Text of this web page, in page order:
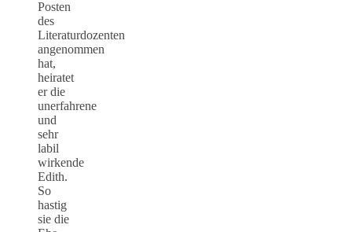
Posten
des
Literaturdozenten
angenommen
hat,
heiratet
er die
unerfahrene
und
sehr
labil
wirkende
Edith.
So
hastig
sie die